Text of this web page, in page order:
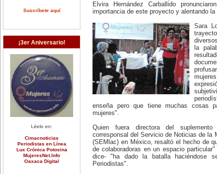
Suscríbete aquí
¡3er Aniversario!
Léelo en:
Cimacnoticias
Periodistas en Línea
Lux Crónica Potosina
MujeresNet.Info
Oaxaca Digital
Elvira Hernández Carballido
importancia de este proyecto y alentando
Sara
la
enseña pero que tiene muchas cosas
mujeres".
Quien fuera directora del
corresponsal del Servicio de Noticias de la
(SEMlac) en México, resaltó el hecho de
de colaboradoras en un espacio
dice- "ha dado la batalla haciéndose
Periodistas".